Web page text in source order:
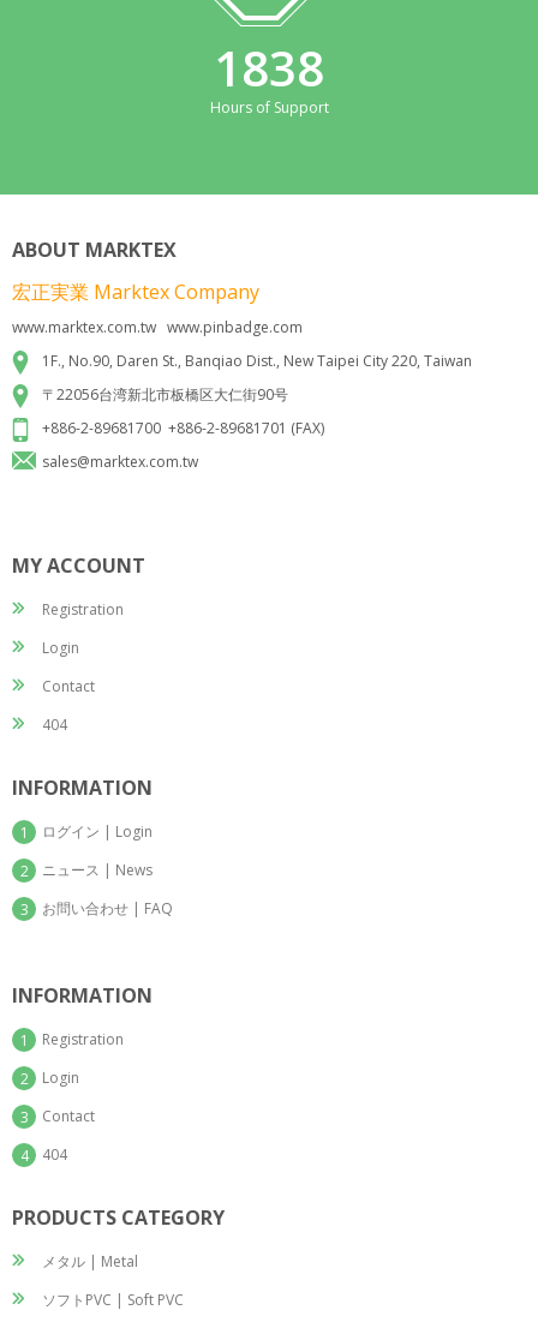
1838
Hours of Support
ABOUT MARKTEX
宏正実業 Marktex Company
www.marktex.com.tw www.pinbadge.com
1F., No.90, Daren St., Banqiao Dist., New Taipei City 220, Taiwan
〒22056台湾新北市板橋区大仁街90号
+886-2-89681700 +886-2-89681701 (FAX)
sales@marktex.com.tw
MY ACCOUNT
Registration
Login
Contact
404
INFORMATION
1
ログイン | Login
2
ニュース | News
3
お問い合わせ | FAQ
INFORMATION
1
Registration
2
Login
3
Contact
4
404
PRODUCTS CATEGORY
メタル | Metal
ソフトPVC | Soft PVC